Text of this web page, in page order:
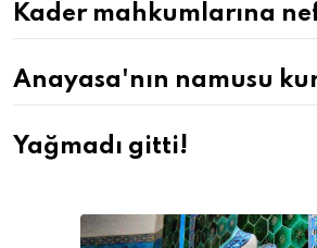
Kader mahkumlarına
Anayasa'nın namusu
Yağmadı gitti!